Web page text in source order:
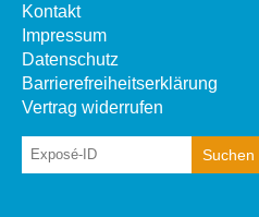
Kontakt
Impressum
Datenschutz
Barrierefreiheitserklärung
Vertrag widerrufen